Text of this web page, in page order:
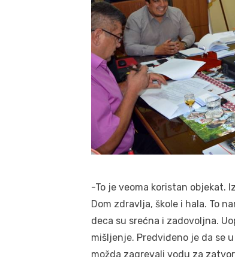
-To je veoma koristan objekat.
Dom zdravlja, škole i hala. To
deca su srećna i zadovoljna.
mišljenje. Predviđeno je da se
možda zagrevali vodu za